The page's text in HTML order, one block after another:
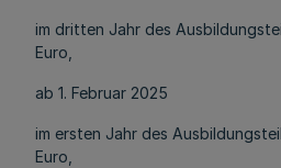
im dritten Jahr des
Euro,
ab 1. Februar 2025
im ersten Jahr des
Euro,